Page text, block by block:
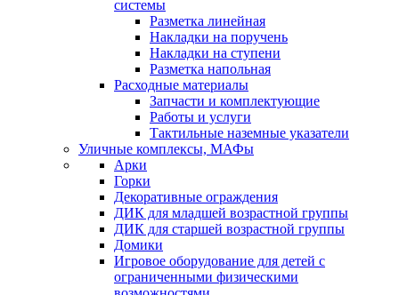
системы
Разметка линейная
Накладки на поручень
Накладки на ступени
Разметка напольная
Расходные материалы
Запчасти и комплектующие
Работы и услуги
Тактильные наземные указатели
Уличные комплексы, МАФы
Арки
Горки
Декоративные ограждения
ДИК для младшей возрастной группы
ДИК для старшей возрастной группы
Домики
Игровое оборудование для детей с
ограниченными физическими